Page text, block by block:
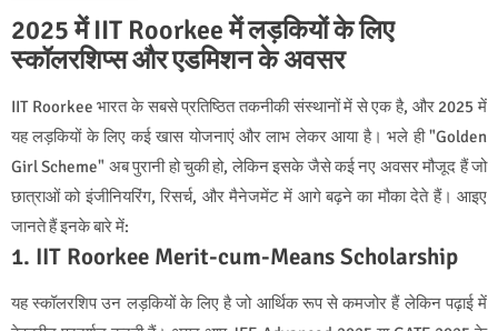
2025 में IIT Roorkee में लड़कियों के लिए
स्कॉलरशिप्स और एडमिशन के अवसर
IIT Roorkee भारत के सबसे प्रतिष्ठित तकनीकी संस्थानों में से एक है, और 2025 में
यह लड़कियों के लिए कई खास योजनाएं और लाभ लेकर आया है। भले ही "Golden
Girl Scheme" अब पुरानी हो चुकी हो, लेकिन इसके जैसे कई नए अवसर मौजूद हैं जो
छात्राओं को इंजीनियरिंग, रिसर्च, और मैनेजमेंट में आगे बढ़ने का मौका देते हैं। आइए
जानते हैं इनके बारे में:
1. IIT Roorkee Merit-cum-Means Scholarship
यह स्कॉलरशिप उन लड़कियों के लिए है जो आर्थिक रूप से कमजोर हैं लेकिन पढ़ाई में